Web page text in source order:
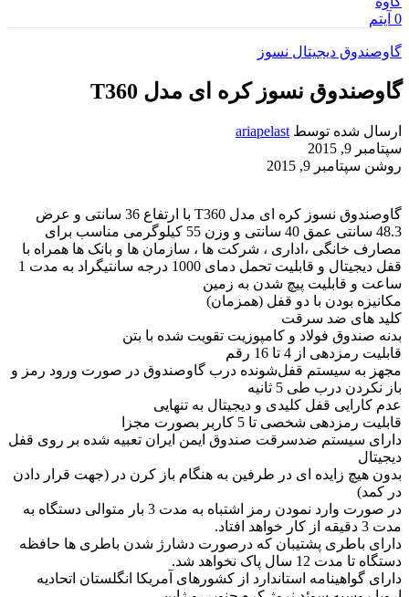
0 آیتم
گاوصندوق دیجیتال نسوز
گاوصندوق نسوز کره ای مدل T360
ارسال شده توسط ariapelast
سپتامبر 9, 2015
روشن سپتامبر 9, 2015
گاوصندوق نسوز کره ای مدل T360 با ارتفاع 36 سانتی و عرض
48.3 سانتی عمق 40 سانتی و وزن 55 کیلوگرمی مناسب برای
مصارف خانگی ،اداری ، شرکت ها ، سازمان ها و بانک ها همراه با
قفل دیجیتال و قابلیت تحمل دمای 1000 درجه سانتیگراد به مدت 1
ساعت و قابلیت پیچ شدن به زمین
مکانیزه بودن با دو قفل (همزمان)
کلید های ضد سرقت
بدنه صندوق فولاد و کامپوزیت تقویت شده با بتن
قابلیت رمزدهی از 4 تا 16 رقم
مجهز به سیستم قفل‌شونده درب گاوصندوق در صورت ورود رمز و
باز نکردن درب طی 5 ثانیه
عدم کارایی قفل کلیدی و دیجیتال به تنهایی
قابلیت رمزدهی شخصی تا 5 کاربر بصورت مجزا
دارای سیستم ضدسرقت صندوق ایمن ایران تعبیه شده بر روی قفل
دیجیتال
بدون هیچ زایده ای در طرفین به هنگام باز کرن در (جهت قرار دادن
در کمد)
در صورت وارد نمودن رمز اشتباه به مدت 3 بار متوالی دستگاه به
مدت 3 دقیقه از کار خواهد افتاد.
دارای باطری پشتیبان که درصورت دشارژ شدن باطری ها حافظه
دستگاه تا مدت 12 سال پاک نخواهد شد.
دارای گواهینامه استاندارد از کشورهای آمریکا انگلستان اتحادیه